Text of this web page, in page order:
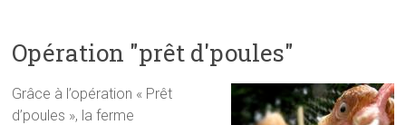
Opération "prêt d'poules"
Grâce à l’opération « Prêt
d’poules », la ferme